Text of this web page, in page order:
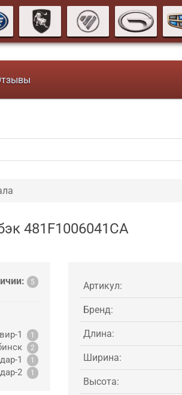
481F1006041CA
5
1 1
2
1 1
2 1
Артикул:
Бренд:
Длина:
Ширина:
Высота: